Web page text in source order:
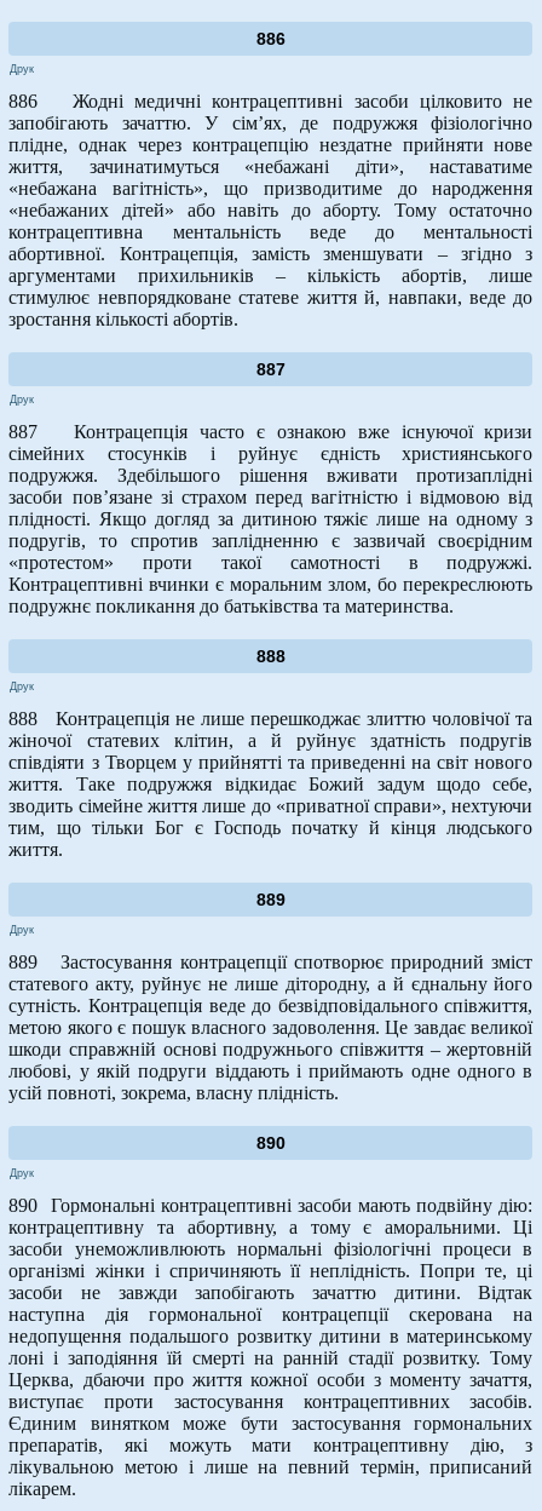
886
Друк
886 Жодні медичні контрацептивні засоби цілковито не
запобігають зачаттю. У сім’ях, де подружжя фізіологічно
плідне, однак через контрацепцію нездатне прийняти нове
життя, зачинатимуться «небажані діти», наставатиме
«небажана вагітність», що призводитиме до народження
«небажаних дітей» або навіть до аборту. Тому остаточно
контрацептивна ментальність веде до ментальності
абортивної. Контрацепція, замість зменшувати – згідно з
аргументами прихильників – кількість абортів, лише
стимулює невпорядковане статеве життя й, навпаки, веде до
зростання кількості абортів.
887
Друк
887 Контрацепція часто є ознакою вже існуючої кризи
сімейних стосунків і руйнує єдність християнського
подружжя. Здебільшого рішення вживати протизаплідні
засоби пов’язане зі страхом перед вагітністю і відмовою від
плідності. Якщо догляд за дитиною тяжіє лише на одному з
подругів, то спротив заплідненню є зазвичай своєрідним
«протестом» проти такої самотності в подружжі.
Контрацептивні вчинки є моральним злом, бо перекреслюють
подружнє покликання до батьківства та материнства.
888
Друк
888 Контрацепція не лише перешкоджає злиттю чоловічої та
жіночої статевих клітин, а й руйнує здатність подругів
співдіяти з Творцем у прийнятті та приведенні на світ нового
життя. Таке подружжя відкидає Божий задум щодо себе,
зводить сімейне життя лише до «приватної справи», нехтуючи
тим, що тільки Бог є Господь початку й кінця людського
життя.
889
Друк
889 Застосування контрацепції спотворює природний зміст
статевого акту, руйнує не лише дітородну, а й єднальну його
сутність. Контрацепція веде до безвідповідального співжиття,
метою якого є пошук власного задоволення. Це завдає великої
шкоди справжній основі подружнього співжиття – жертовній
любові, у якій подруги віддають і приймають одне одного в
усій повноті, зокрема, власну плідність.
890
Друк
890 Гормональні контрацептивні засоби мають подвійну дію:
контрацептивну та абортивну, а тому є аморальними. Ці
засоби унеможливлюють нормальні фізіологічні процеси в
організмі жінки і спричиняють її неплідність. Попри те, ці
засоби не завжди запобігають зачаттю дитини. Відтак
наступна дія гормональної контрацепції скерована на
недопущення подальшого розвитку дитини в материнському
лоні і заподіяння їй смерті на ранній стадії розвитку. Тому
Церква, дбаючи про життя кожної особи з моменту зачаття,
виступає проти застосування контрацептивних засобів.
Єдиним винятком може бути застосування гормональних
препаратів, які можуть мати контрацептивну дію, з
лікувальною метою і лише на певний термін, приписаний
лікарем.